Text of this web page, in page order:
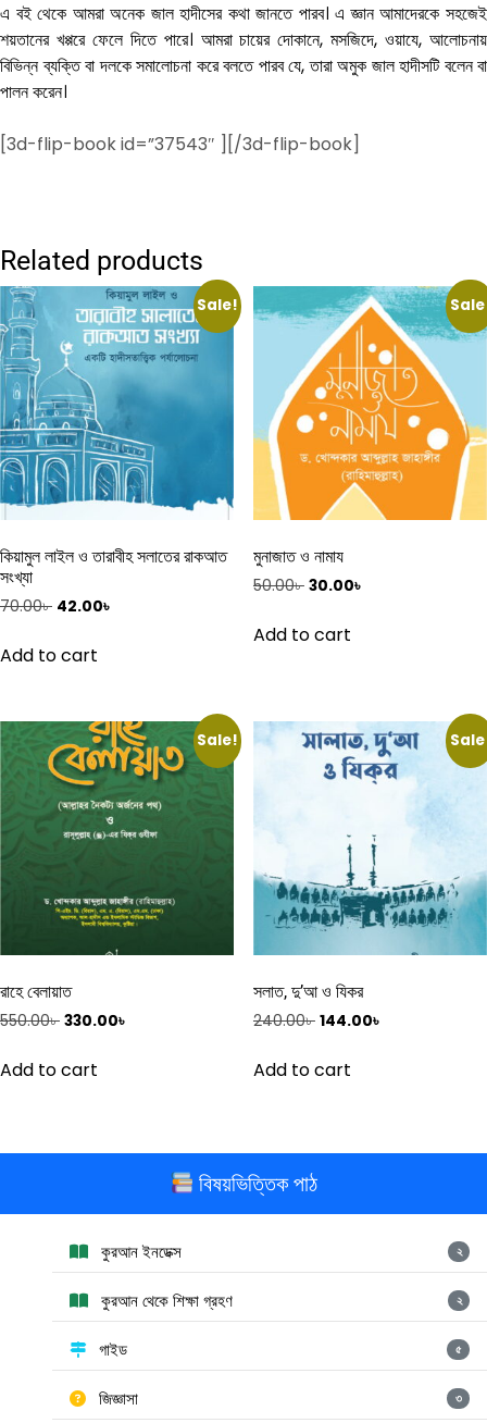
এ বই থেকে আমরা অনেক জাল হাদীসের কথা জানতে পারব। এ জ্ঞান আমাদেরকে সহজেই
শয়তানের খপ্পরে ফেলে দিতে পারে। আমরা চায়ের দোকানে, মসজিদে, ওয়াযে, আলোচনায়
বিভিন্ন ব্যক্তি বা দলকে সমালোচনা করে বলতে পারব যে, তারা অমুক জাল হাদীসটি বলেন বা
পালন করেন।
[3d-flip-book id=”37543″ ][/3d-flip-book]
Related products
Sale!
কিয়ামুল লাইল ও তারাবীহ সলাতের রাকআত
সংখ্যা
70.00৳ Original
was:
42.00৳
Add to cart
মুনাজাত ও নামায
50.00৳ Original
was:
30.00৳
Add to cart
Sale!
রাহে বেলায়াত
550.00৳ Original
was:
330.00৳
Add to cart
সলাত, দু’আ ও যিকর
240.00৳ Original
was:
144.00৳
Add to cart
বিষয়ভিত্তিক পাঠ
কুরআন ইনডেক্স ২
কুরআন থেকে শিক্ষা গ্রহণ ২
গাইড ৫
জিজ্ঞাসা ৩